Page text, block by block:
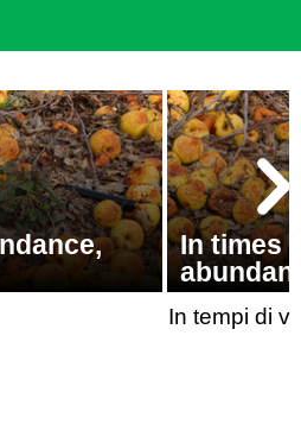
LICENSES
CARDS
LANGUAGES
US
ALEXA
ADJUST COLORS
In times
In tempi di